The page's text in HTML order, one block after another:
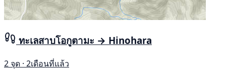
ทะเลสาบโอกูตามะ → Hinohara
2 จุด · 2เดือนที่แล้ว